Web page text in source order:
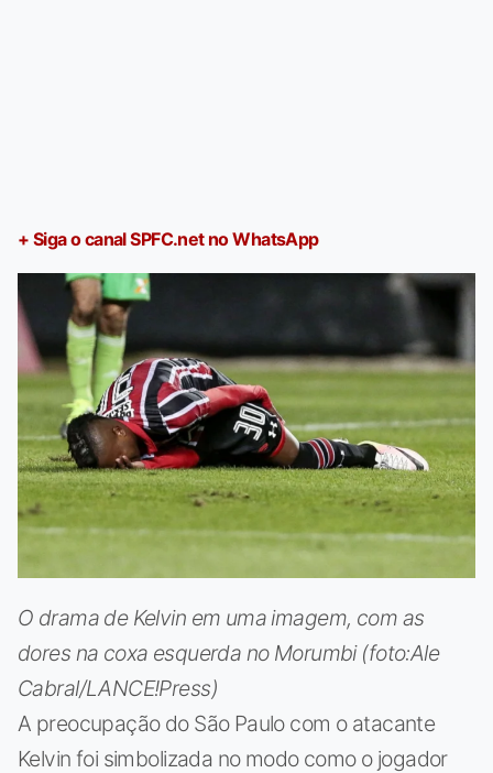
+ Siga o canal SPFC.net no WhatsApp
O drama de Kelvin em uma imagem, com as
dores na coxa esquerda no Morumbi (foto:Ale
Cabral/LANCE!Press)
A preocupação do São Paulo com o atacante
Kelvin foi simbolizada no modo como o jogador